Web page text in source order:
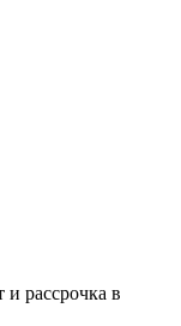
рассрочка в